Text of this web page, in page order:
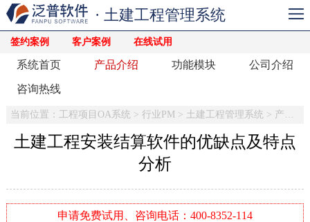
签约案例 客户案例 在线试用
· 土建工程管理系统
系统首页 产品介绍 功能模块 公司介绍
咨询热线
当前位置： 工程项目OA系统 > 行业PM> 土建工程管理系统 > 产品介绍
土建工程安装结算软件的优缺点及特点
分析
申请免费试用、咨询电话：400-8352-114